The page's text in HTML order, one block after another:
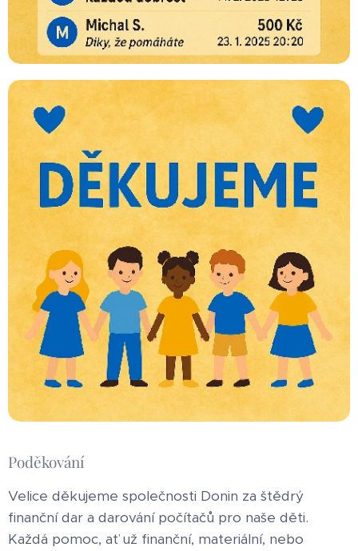
Poděkování
Velice děkujeme společnosti Donin za štědrý
finanční dar a darování počítačů pro naše děti.
Každá pomoc, ať už finanční, materiální, nebo